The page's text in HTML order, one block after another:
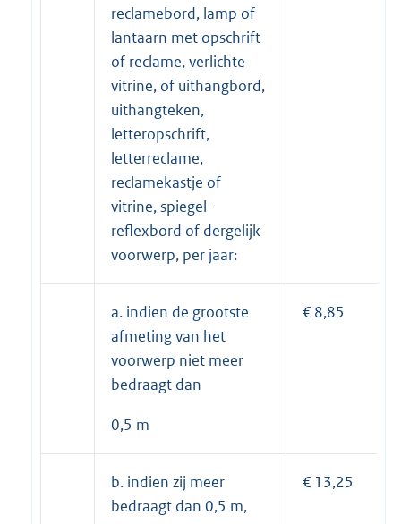
reclamebord, lamp of
lantaarn met opschrift
of reclame, verlichte
vitrine, of uithangbord,
uithangteken,
letteropschrift,
letterreclame,
reclamekastje of
vitrine, spiegel-
reflexbord of dergelijk
voorwerp, per jaar:
a. indien de grootste
afmeting van het
voorwerp niet meer
bedraagt dan
0,5 m
€ 8,85
b. indien zij meer
bedraagt dan 0,5 m,
€ 13,25